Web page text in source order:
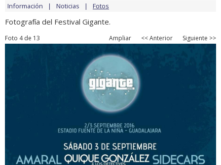
Información Noticias Fotos
Fotografía del Festival Gigante.
Foto 4 de 13 Ampliar << Anterior Siguiente >>